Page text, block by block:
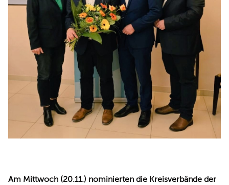
Am Mittwoch (20.11.) nominierten die Kreisverbände der